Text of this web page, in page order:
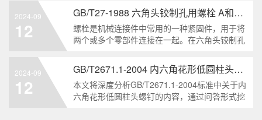
用于需要更大的力矩和耐久性的紧固装配。六角
厚螺母的材料和制造工艺六角厚螺母通常由低碳
钢、中碳钢或合金钢
2024-09
12
GB/T27-1988 六角头铰制孔用螺栓 A和B级
螺栓是机械连接件中常用的一种紧固件，用于将
两个或多个零部件连接在一起。在六角头铰制孔
级和B级两种。下面我们来分析一下这两种级别
的螺栓有哪些区别。1. A级和B级的定义和标准
有什么不同?A级和B级是
2024-09
12
GB/T2671.1-2004 内六角花形低圆柱头螺钉
本文将深度分析GB/T2671.1-2004标准中关于内
六角花形低圆柱头螺钉的内容，通过问答形式挖